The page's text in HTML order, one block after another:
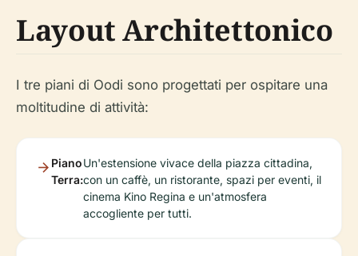
Layout Architettonico
I tre piani di Oodi sono progettati per ospitare una
moltitudine di attività:
Piano
Terra:
Un'estensione vivace della piazza cittadina,
con un caffè, un ristorante, spazi per eventi, il
cinema Kino Regina e un'atmosfera
accogliente per tutti.